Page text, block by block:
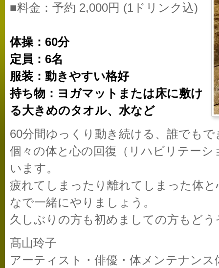
■料金：予約 2,000円 (1ドリンク込)
体操：60分
定員：6名
服装：動きやすい格好
持ち物：ヨガマットまたは床に敷け
る大きめのタオル、水など
60分間ゆっくり動き続ける、誰でも
個々の体と心の回復（リハビリテー
います。
疲れてしまったり離れてしまった体
なで一緒にやりましょう。
久しぶりの方も初めましての方もど
髙山玲子
アーティスト・俳優・体メンテナンス